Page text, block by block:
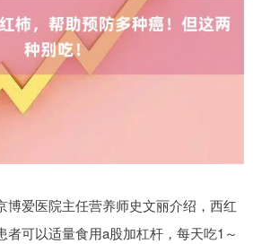
博爱医院主任营养师史文丽介绍，西红
者可以适量食用a股加杠杆，每天吃1～